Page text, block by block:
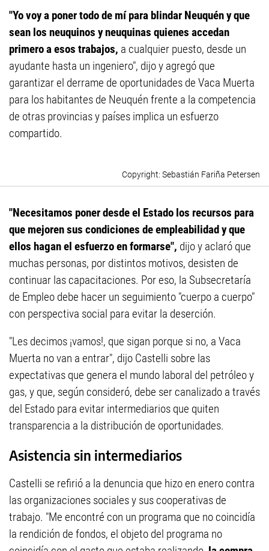
"Yo voy a poner todo de mí para blindar Neuquén y que
sean los neuquinos y neuquinas quienes accedan
primero a esos trabajos, a cualquier puesto, desde un
ayudante hasta un ingeniero", dijo y agregó que
garantizar el derrame de oportunidades de Vaca Muerta
para los habitantes de Neuquén frente a la competencia
de otras provincias y países implica un esfuerzo
compartido.
Sebastián Fariña Petersen
"Necesitamos poner desde el Estado los recursos para
que mejoren sus condiciones de empleabilidad y que
ellos hagan el esfuerzo en formarse", dijo y aclaró que
muchas personas, por distintos motivos, desisten de
continuar las capacitaciones. Por eso, la Subsecretaría
de Empleo debe hacer un seguimiento "cuerpo a cuerpo"
con perspectiva social para evitar la deserción.
"Les decimos ¡vamos!, que sigan porque si no, a Vaca
Muerta no van a entrar", dijo Castelli sobre las
expectativas que genera el mundo laboral del petróleo y
gas, y que, según consideró, debe ser canalizado a través
del Estado para evitar intermediarios que quiten
transparencia a la distribución de oportunidades.
Asistencia sin intermediarios
Castelli se refirió a la denuncia que hizo en enero contra
las organizaciones sociales y sus cooperativas de
trabajo. "Me encontré con un programa que no coincidía
la rendición de fondos, el objeto del programa no